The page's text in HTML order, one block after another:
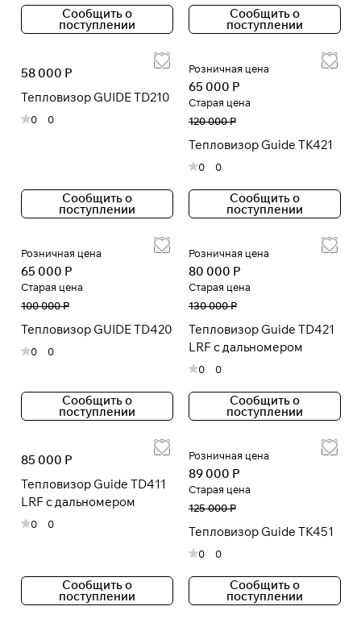
Сообщить о
поступлении
Сообщить о
поступлении
58 000 Р
Тепловизор GUIDE TD210
0 0
Сообщить о
поступлении
Розничная цена
65 000 Р
Старая цена
120 000 Р
Тепловизор Guide TK421
0 0
Сообщить о
поступлении
Розничная цена
65 000 Р
Старая цена
100 000 Р
Тепловизор GUIDE TD420
0 0
Сообщить о
поступлении
Розничная цена
80 000 Р
Старая цена
130 000 Р
Тепловизор Guide TD421
LRF с дальномером
0 0
Сообщить о
поступлении
85 000 Р
Тепловизор Guide TD411
LRF с дальномером
0 0
Сообщить о
поступлении
Розничная цена
89 000 Р
Старая цена
125 000 Р
Тепловизор Guide TK451
0 0
Сообщить о
поступлении
раз в 2
недели
8 800 302-02-51
plait.ru